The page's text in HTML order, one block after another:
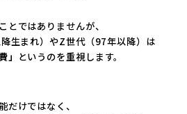
とではありませんが、
生まれ）やZ世代（97年以降）は
」 というのを重視します。
だけではなく、